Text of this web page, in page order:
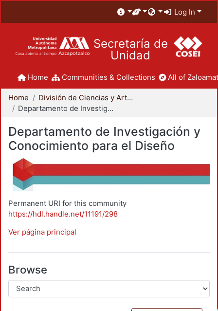
Log In
Secretaría de
Unidad
Home Communities & Collections All of
Home
División de Ciencias y Artes para el Diseño
Departamento de Investigación y Conocimiento para el Diseño
Departamento de Investigación y
Conocimiento para el Diseño
Permanent URI for this community
https://hdl.handle.net/11191/298
Ver página principal
Browse